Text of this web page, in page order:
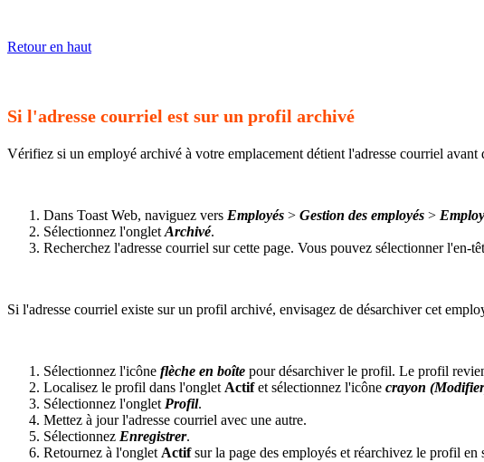
Retour en haut
Si l'adresse courriel est sur un profil archivé
Vérifiez si un employé archivé à votre emplacement détient l'adresse courriel avant
Dans Toast Web, naviguez vers Employés > Gestion des employés >
Sélectionnez l'onglet Archivé.
Recherchez l'adresse courriel sur cette page. Vous pouvez sélectionner l'en-
Si l'adresse courriel existe sur un profil archivé, envisagez de désarchiver cet
Sélectionnez l'icône flèche en boîte pour désarchiver le profil. Le profil
Localisez le profil dans l'onglet Actifet sélectionnez l'icône crayon
Sélectionnez l'onglet Profil.
Mettez à jour l'adresse courriel avec une autre.
Sélectionnez Enregistrer.
Retournez à l'onglet Actifsur la page des employés et réarchivez le profil en